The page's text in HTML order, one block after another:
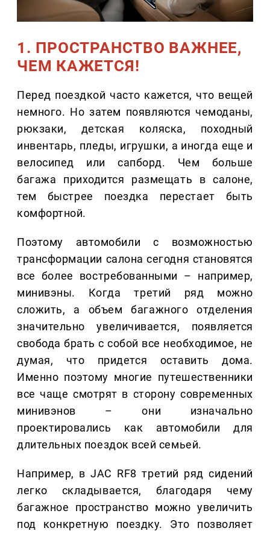
1. ПРОСТРАНСТВО ВАЖНЕЕ,
ЧЕМ КАЖЕТСЯ!
Перед поездкой часто кажется, что вещей
немного. Но затем появляются чемоданы,
рюкзаки, детская коляска, походный
инвентарь, пледы, игрушки, а иногда еще и
велосипед или сапборд. Чем больше
багажа приходится размещать в салоне,
тем быстрее поездка перестает быть
комфортной.
Поэтому автомобили с возможностью
трансформации салона сегодня становятся
все более востребованными – например,
минивэны. Когда третий ряд можно
сложить, а объем багажного отделения
значительно увеличивается, появляется
свобода брать с собой все необходимое, не
думая, что придется оставить дома.
Именно поэтому многие путешественники
все чаще смотрят в сторону современных
минивэнов – они изначально
проектировались как автомобили для
длительных поездок всей семьей.
Например, в JAC RF8 третий ряд сидений
легко складывается, благодаря чему
багажное пространство можно увеличить
под конкретную поездку. Это позволяет